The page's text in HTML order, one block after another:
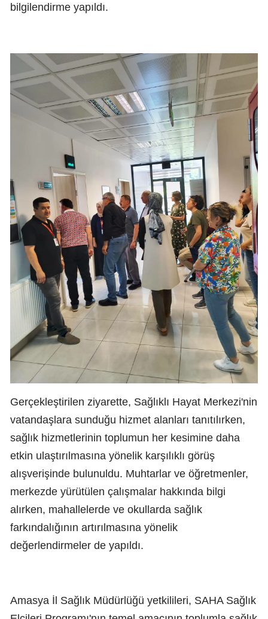
bilgilendirme yapıldı.
Gerçekleştirilen ziyarette, Sağlıklı Hayat Merkezi'nin
vatandaşlara sunduğu hizmet alanları tanıtılırken,
sağlık hizmetlerinin toplumun her kesimine daha
etkin ulaştırılmasına yönelik karşılıklı görüş
alışverişinde bulunuldu. Muhtarlar ve öğretmenler,
merkezde yürütülen çalışmalar hakkında bilgi
alırken, mahallelerde ve okullarda sağlık
farkındalığının artırılmasına yönelik
değerlendirmeler de yapıldı.
Amasya İl Sağlık Müdürlüğü yetkilileri, SAHA Sağlık